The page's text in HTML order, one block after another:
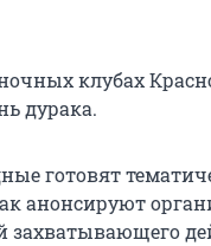
клубах
дурака.
готовят
анонсируют